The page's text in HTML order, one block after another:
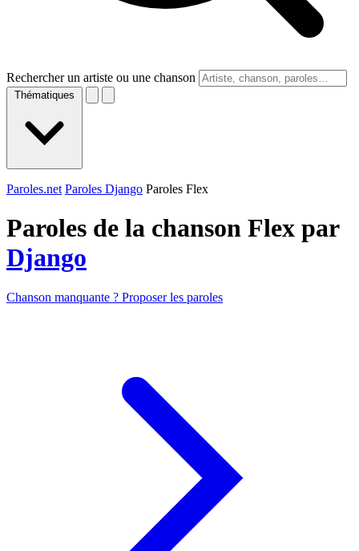
Rechercher un artiste ou une chanson
Thématiques
Paroles.net Paroles Django Paroles Flex
Paroles de la chanson Flex par
Django
Chanson manquante ? Proposer les paroles